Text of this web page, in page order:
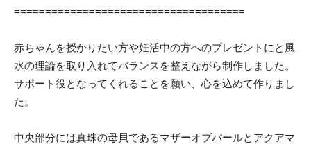
=====================================
赤ちゃんを授かりたい方や妊活中の方へのプレゼントにと風
水の理論を取り入れてバランスを整えながら制作しました。
サポート役となってくれることを願い、心を込めて作りまし
た。
中央部分には真珠の母貝であるマザーオブパールとアクアマ